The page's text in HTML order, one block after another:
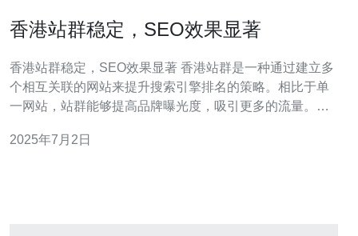
香港站群稳定，SEO效果显著
香港站群稳定，SEO效果显著 香港站群是一种通过建立多
个相互关联的网站来提升搜索引擎排名的策略。相比于单
一网站，站群能够提高品牌曝光度，吸引更多的流量。香
搜索引擎惩罚，为SEO优化提供有力支持。 香港站群的
2025年7月2日